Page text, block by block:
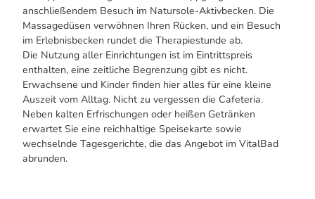
anschließendem Besuch im Natursole-Aktivbecken. Die
Massagedüsen verwöhnen Ihren Rücken, und ein Besuch
im Erlebnisbecken rundet die Therapiestunde ab.
Die Nutzung aller Einrichtungen ist im Eintrittspreis
enthalten, eine zeitliche Begrenzung gibt es nicht.
Erwachsene und Kinder finden hier alles für eine kleine
Auszeit vom Alltag. Nicht zu vergessen die Cafeteria.
Neben kalten Erfrischungen oder heißen Getränken
erwartet Sie eine reichhaltige Speisekarte sowie
wechselnde Tagesgerichte, die das Angebot im VitalBad
abrunden.